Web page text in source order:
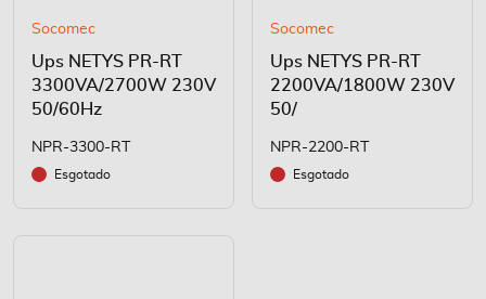
Socomec
Ups NETYS PR-RT
3300VA/2700W 230V
50/60Hz
NPR-3300-RT
Esgotado
Socomec
Ups NETYS PR-RT
2200VA/1800W 230V
50/
NPR-2200-RT
Esgotado